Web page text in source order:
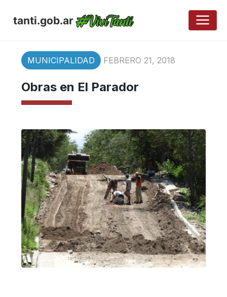
tanti.gob.ar
MUNICIPALIDAD FEBRERO 21, 2018
Obras en El Parador